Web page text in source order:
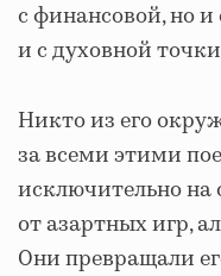
с финансовой, но
и с духовной
Никто из его
за всеми этими
исключительно на
от азартных игр,
Они превращали